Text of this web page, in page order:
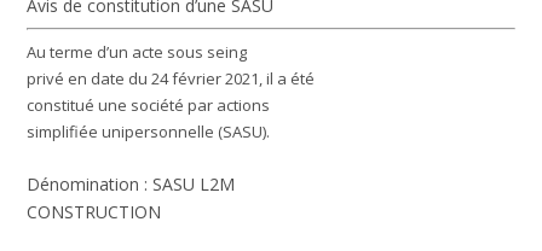
Avis de constitution d’une SASU
Au terme d’un acte sous seing
privé en date du 24 février 2021, il a été
constitué une société par actions
simplifiée unipersonnelle (SASU).
Dénomination : SASU L2M
CONSTRUCTION